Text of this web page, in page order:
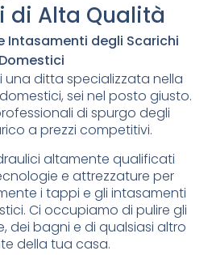
di Alta Qualità
Intasamenti degli Scarichi
Domestici
una ditta specializzata nella
sei nel posto giusto.
di spurgo degli
a prezzi competitivi.
altamente qualificati
e attrezzature per
i tappi e gli intasamenti
Ci occupiamo di pulire gli
dei bagni e di qualsiasi altro
della tua casa.